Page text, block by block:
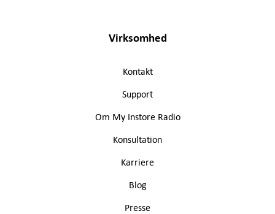
Virksomhed
Kontakt
Support
Om My Instore Radio
Konsultation
Karriere
Blog
Presse